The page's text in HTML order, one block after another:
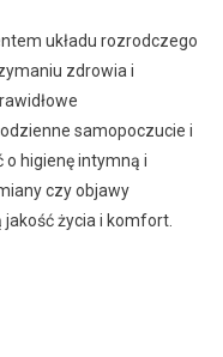
układu rozrodczego
zdrowia i
samopoczucie i
higienę intymną i
czy objawy
życia i komfort.